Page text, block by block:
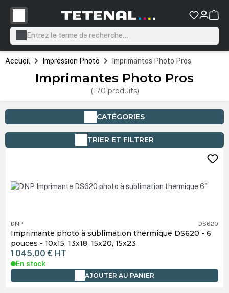
principal
Accueil Impression Photo Imprimantes Photo Pros
Imprimantes Photo Pros
(170 produits)
CATÉGORIES
TRIER ET FILTRER
DNP DS620
Imprimante photo à sublimation thermique DS620 - 6
pouces - 10x15, 13x18, 15x20, 15x23
1 045,00 € HT
En stock
AJOUTER AU PANIER